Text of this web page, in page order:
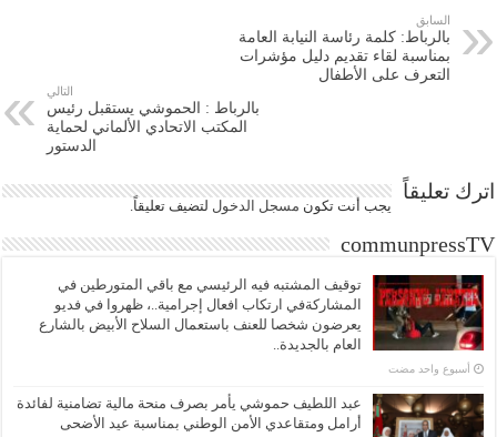
السابق
بالرباط: كلمة رئاسة النيابة العامة
بمناسبة لقاء تقديم دليل مؤشرات
التعرف على الأطفال
التالي
بالرباط : الحموشي يستقبل رئيس
المكتب الاتحادي الألماني لحماية
الدستور
اترك تعليقاً
يجب أنت تكون مسجل الدخول لتضيف تعليقاً.
communpressTV
توقيف المشتبه فيه الرئيسي مع باقي المتورطين في
المشاركةفي ارتكاب افعال إجرامية..، ظهروا في فديو
يعرضون شخصا للعنف باستعمال السلاح الأبيض بالشارع
العام بالجديدة..
‏أسبوع واحد مضت
عبد اللطيف حموشي يأمر بصرف منحة مالية تضامنية لفائدة
أرامل ومتقاعدي الأمن الوطني بمناسبة عيد الأضحى